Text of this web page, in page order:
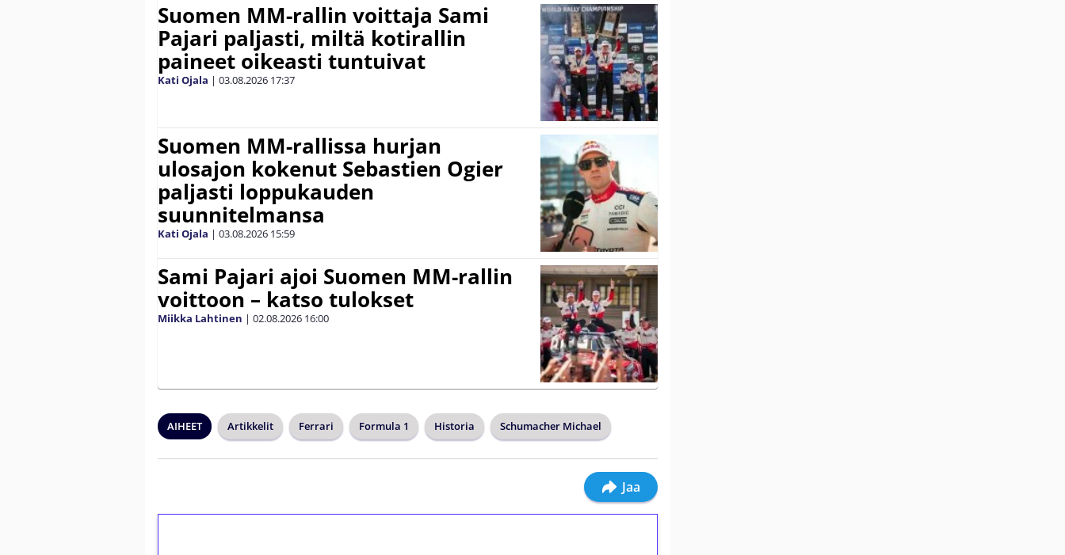
Suomen MM-rallin voittaja Sami
Pajari paljasti, miltä kotirallin
paineet oikeasti tuntuivat
Kati Ojala | 03.08.2026 17:37
Suomen MM-rallissa hurjan
ulosajon kokenut Sebastien Ogier
paljasti loppukauden
suunnitelmansa
Kati Ojala | 03.08.2026 15:59
Sami Pajari ajoi Suomen MM-rallin
voittoon – katso tulokset
Miikka Lahtinen | 02.08.2026 16:00
AIHEET Artikkelit Ferrari Formula 1 Historia Schumacher Michael
Jaa